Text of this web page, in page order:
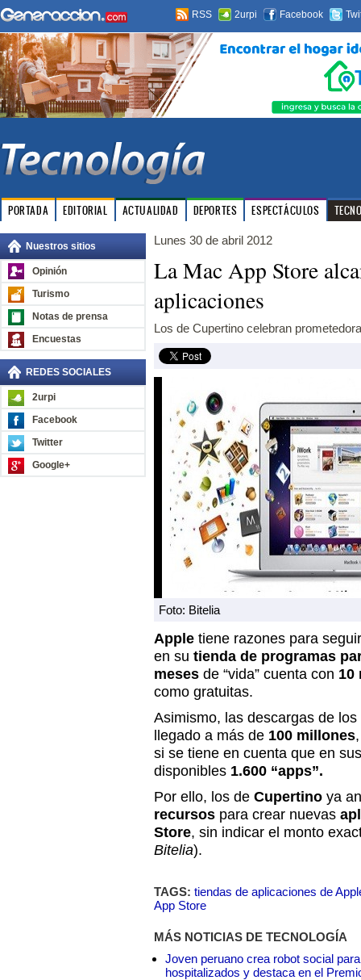
RSS 2urpi Facebook
PORTADA EDITORIAL ACTUALIDAD DEPORTES ESPECTÁCULOS
Nuestros sitios
Opinión
Turismo
Notas de prensa
Encuestas
REDES SOCIALES
2urpi
Facebook
Twitter
Google+
Lunes 30 de abril 2012
La Mac App Store
aplicaciones
Los de Cupertino celebran
Foto: Bitelia
Apple tiene razones para
en su tienda de programas
meses de “vida” cuenta con 10
como gratuitas.
Asimismo, las descargas de los
llegado a más de 100 millones
si se tiene en cuenta que en
disponibles 1.600 “apps”.
Por ello, los de Cupertino ya
recursos para crear nuevas
Store, sin indicar el monto
Bitelia).
TAGS: tiendas de aplicaciones de
App Store
MÁS NOTICIAS DE TECNOLOGÍA
Joven peruano crea robot social
hospitalizados y destaca en el